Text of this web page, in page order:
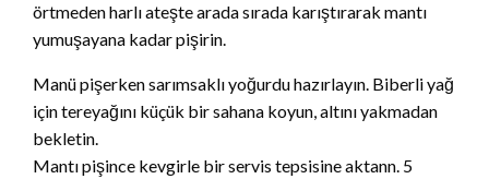
örtmeden harlı ateşte arada sırada karıştırarak mantı
yumuşayana kadar pişirin.
Manü pişerken sarımsaklı yoğurdu hazırlayın. Biberli yağ
için tereyağını küçük bir sahana koyun, altını yakmadan
bekletin.
Mantı pişince kevgirle bir servis tepsisine aktann. 5